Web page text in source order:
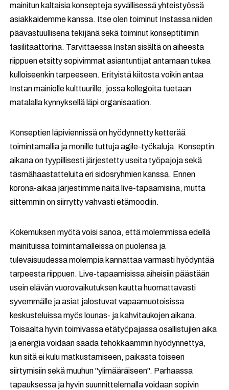
mainitun kaltaisia konsepteja syvällisessä yhteistyössä
asiakkaidemme kanssa. Itse olen toiminut Instassa niiden
päävastuullisena tekijänä sekä toiminut konseptitiimin
fasilitaattorina. Tarvittaessa Instan sisältä on aiheesta
riippuen etsitty sopivimmat asiantuntijat antamaan tukea
kulloiseenkin tarpeeseen. Erityistä kiitosta voikin antaa
Instan mainiolle kulttuurille, jossa kollegoita tuetaan
matalalla kynnyksellä läpi organisaation.
Konseptien läpiviennissä on hyödynnetty ketterää
toimintamallia ja monille tuttuja agile-työkaluja. Konseptin
aikana on tyypillisesti järjestetty useita työpajoja sekä
täsmähaastatteluita eri sidosryhmien kanssa. Ennen
korona-aikaa järjestimme näitä live-tapaamisina, mutta
sittemmin on siirrytty vahvasti etämoodiin.
Kokemuksen myötä voisi sanoa, että molemmissa edellä
mainituissa toimintamalleissa on puolensa ja
tulevaisuudessa molempia kannattaa varmasti hyödyntää
tarpeesta riippuen. Live-tapaamisissa aiheisiin päästään
usein elävän vuorovaikutuksen kautta huomattavasti
syvemmälle ja asiat jalostuvat vapaamuotoisissa
keskusteluissa myös lounas- ja kahvitaukojen aikana.
Toisaalta hyvin toimivassa etätyöpajassa osallistujien aika
ja energia voidaan saada tehokkaammin hyödynnettyä,
kun sitä ei kulu matkustamiseen, paikasta toiseen
siirtymisiin sekä muuhun "ylimääräiseen". Parhaassa
tapauksessa ja hyvin suunnittelemalla voidaan sopivin